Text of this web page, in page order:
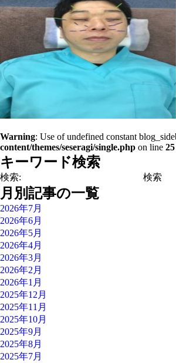
Warning: Use of undefined constant
content/themes/seseragi/single.php on line 25
キーワード検索
検索:
月別記事の一覧
2026年7月
2026年6月
2026年5月
2026年4月
2026年3月
2026年2月
2026年1月
2025年12月
2025年11月
2025年10月
2025年9月
2025年8月
2025年7月